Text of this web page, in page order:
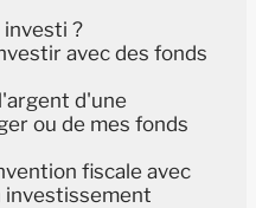
?
avec des fonds
d'une
ou de mes fonds
fiscale avec
investissement